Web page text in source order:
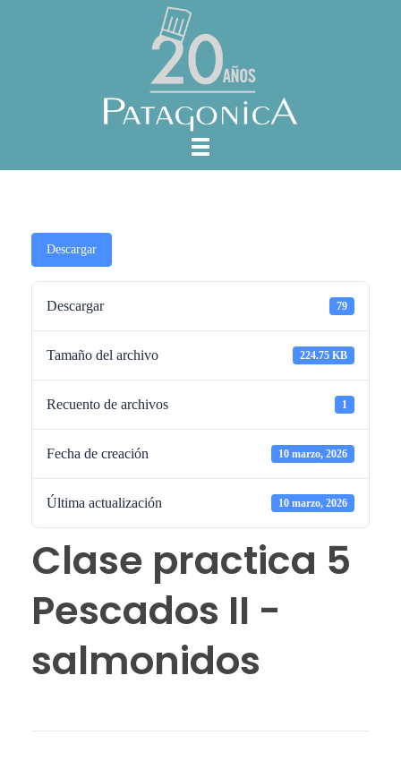
Descargar
Descargar 79
Tamaño del archivo 224.75 KB
Recuento de archivos 1
Fecha de creación 10 marzo, 2026
Última actualización 10 marzo, 2026
Clase practica 5
Pescados II -
salmonidos